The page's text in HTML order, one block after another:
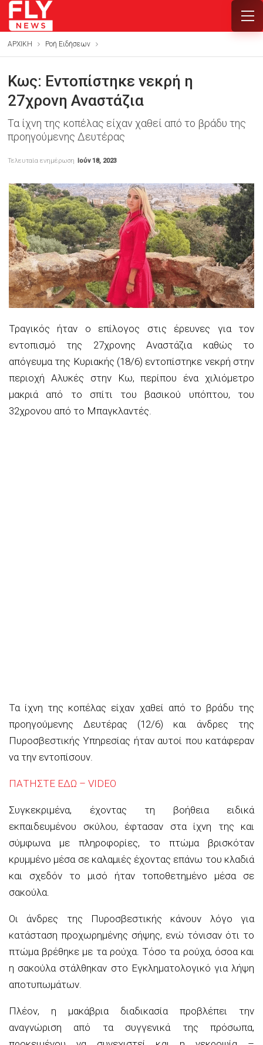
ΑΡΧΙΚΗ Ροή Ειδήσεων
Κως: Εντοπίστηκε νεκρή η
27χρονη Αναστάζια
Τα ίχνη της κοπέλας είχαν χαθεί από το βράδυ της
προηγούμενης Δευτέρας
Τελευταία ενημέρωση Ιούν 18, 2023
Τραγικός ήταν ο επίλογος στις έρευνες για τον
εντοπισμό της 27χρονης Αναστάζια καθώς το
απόγευμα της Κυριακής (18/6) εντοπίστηκε νεκρή στην
περιοχή Αλυκές στην Κω, περίπου ένα χιλιόμετρο
μακριά από το σπίτι του βασικού υπόπτου, του
32χρονου από το Μπαγκλαντές.
Τα ίχνη της κοπέλας είχαν χαθεί από το βράδυ της
προηγούμενης Δευτέρας (12/6) και άνδρες της
Πυροσβεστικής Υπηρεσίας ήταν αυτοί που κατάφεραν
να την εντοπίσουν.
ΠΑΤΗΣΤΕ ΕΔΩ – VIDEO
Συγκεκριμένα, έχοντας τη βοήθεια ειδικά
εκπαιδευμένου σκύλου, έφτασαν στα ίχνη της και
σύμφωνα με πληροφορίες, το πτώμα βρισκόταν
κρυμμένο μέσα σε καλαμιές έχοντας επάνω του κλαδιά
και σχεδόν το μισό ήταν τοποθετημένο μέσα σε
σακούλα.
Οι άνδρες της Πυροσβεστικής κάνουν λόγο για
κατάσταση προχωρημένης σήψης, ενώ τόνισαν ότι το
πτώμα βρέθηκε με τα ρούχα. Τόσο τα ρούχα, όσοα και
η σακούλα στάλθηκαν στο Εγκληματολογικό για λήψη
αποτυπωμάτων.
Πλέον, η μακάβρια διαδικασία προβλέπει την
αναγνώριση από τα συγγενικά της πρόσωπα,